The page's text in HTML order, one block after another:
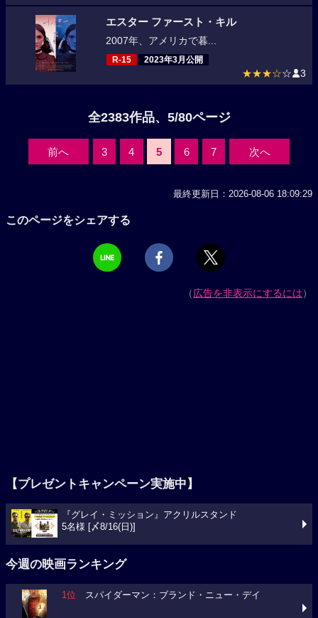
エスター ファースト・キル
2007年、アメリカで暮...
R-15 2023年3月公開
★★★☆☆ 3
全2383作品、5/80ページ
前へ 3 4 5 6 7 次へ
最終更新日：2026-08-06 18:09:29
このページをシェアする
（広告を非表示にするには）
【プレゼントキャンペーン実施中】
『グレイ・ミッション』アクリルスタンド
5名様 [〆8/16(日)]
今週の映画ランキング
1位 スパイダーマン：ブランド・ニュー・デイ